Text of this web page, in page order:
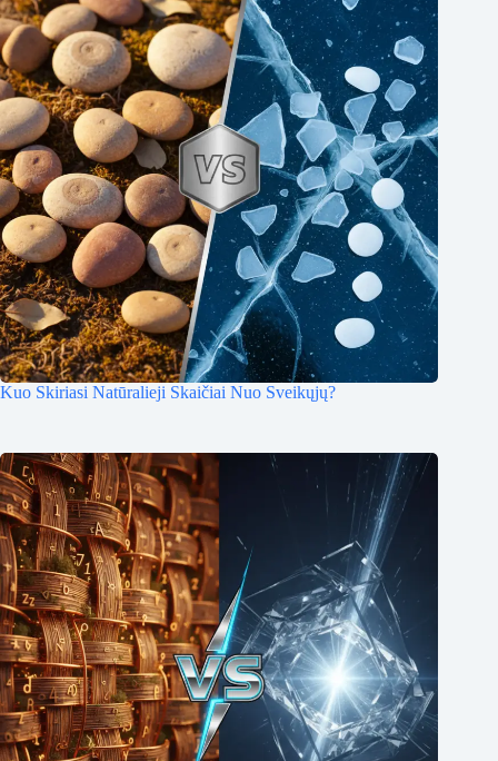
Kuo Skiriasi Natūralieji Skaičiai Nuo Sveikųjų?